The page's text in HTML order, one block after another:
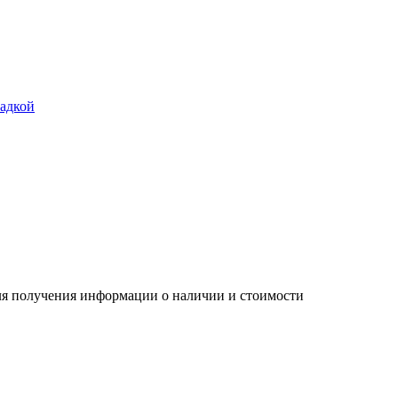
получения информации о наличии и стоимости